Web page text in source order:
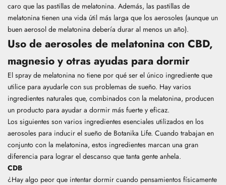
caro que las pastillas de melatonina. Además, las pastillas de
melatonina tienen una vida útil más larga que los aerosoles (aunque un
buen aerosol de melatonina debería durar al menos un año).
Uso de aerosoles de melatonina con CBD,
magnesio y otras ayudas para dormir
El spray de melatonina no tiene por qué ser el único ingrediente que
utilice para ayudarle con sus problemas de sueño. Hay varios
ingredientes naturales que, combinados con la melatonina, producen
un producto para ayudar a dormir más fuerte y eficaz.
Los siguientes son varios ingredientes esenciales utilizados en los
aerosoles para inducir el sueño de Botanika Life. Cuando trabajan en
conjunto con la melatonina, estos ingredientes marcan una gran
diferencia para lograr el descanso que tanta gente anhela.
CDB
¿Hay algo peor que intentar dormir cuando pensamientos físicamente